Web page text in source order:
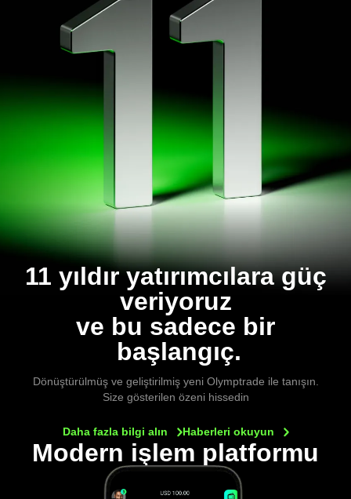
11 yıldır yatırımcılara güç
veriyoruz
ve bu sadece bir
başlangıç.
Dönüştürülmüş ve geliştirilmiş yeni Olymptrade ile tanışın.
Size gösterilen özeni hissedin
Daha fazla bilgi alın Haberleri okuyun
Modern işlem platformu